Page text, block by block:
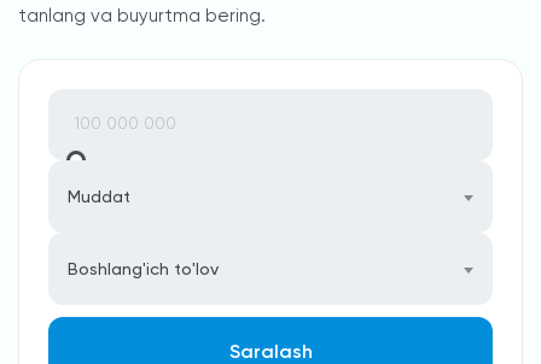
tanlang va buyurtma bering.
Muddat
Boshlang'ich to'lov
Saralash